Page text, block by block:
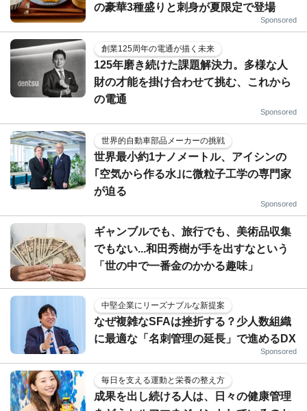
の豪華3種盛りと刺身が夏限定で登場
Sponsored
創業125周年の電通が描く未来
125年磨き続けた課題解決力。多様な人
財の才能を掛け合わせて挑む、これから
の電通
Sponsored
世界的自動車部品メーカーの挑戦
世界最小約1ナノメートル、アイシンの
｢空気から作る水｣に微粒子工学の専門家
が迫る
Sponsored
ギャンブルでも、旅行でも、美術品収集
でもない...和田秀樹が手を出すなという
「世の中で一番金のかかる趣味」
中堅企業にリーズナブルな新提案
なぜ複雑なSFAは挫折する？少人数組織
に最適な「名刺管理の延長」で進めるDX
Sponsored
毎日を支える運動と栄養の整え方
成果を出し続ける人は、日々の健康管理